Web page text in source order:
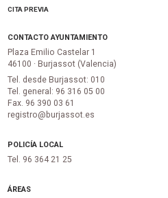
CITA PREVIA
CONTACTO AYUNTAMIENTO
Plaza Emilio Castelar 1
46100 · Burjassot (Valencia)
Tel. desde Burjassot: 010
Tel. general: 96 316 05 00
Fax. 96 390 03 61
registro@burjassot.es
POLICÍA LOCAL
Tel. 96 364 21 25
ÁREAS